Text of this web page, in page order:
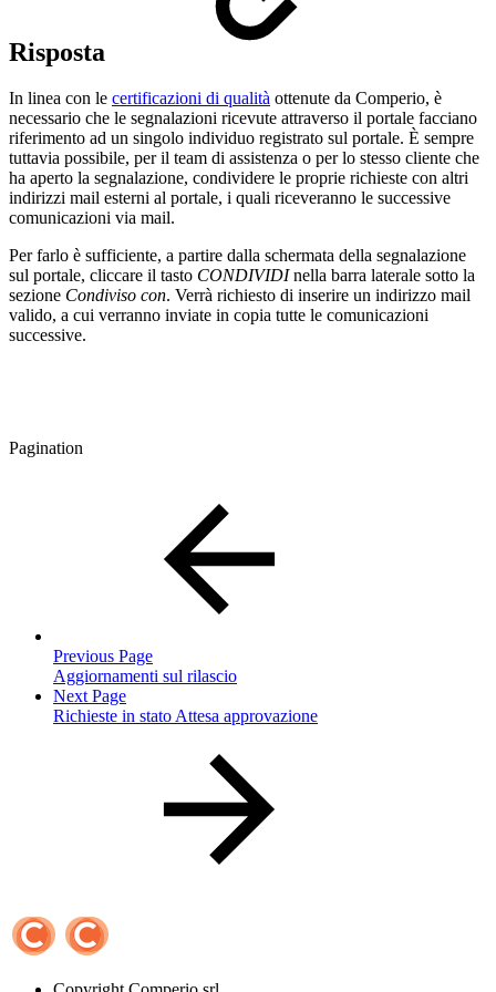
Risposta
In linea con le certificazioni di qualità ottenute da Comperio, è
necessario che le segnalazioni ricevute attraverso il portale facciano
riferimento ad un singolo individuo registrato sul portale. È sempre
tuttavia possibile, per il team di assistenza o per lo stesso cliente che
ha aperto la segnalazione, condividere le proprie richieste con altri
indirizzi mail esterni al portale, i quali riceveranno le successive
comunicazioni via mail.
Per farlo è sufficiente, a partire dalla schermata della segnalazione
sul portale, cliccare il tasto CONDIVIDInella barra laterale sotto la
sezione Condiviso con. Verrà richiesto di inserire un indirizzo mail
valido, a cui verranno inviate in copia tutte le comunicazioni
successive.
Pagination
Previous Page
Aggiornamenti sul rilascio
Next Page
Richieste in stato Attesa approvazione